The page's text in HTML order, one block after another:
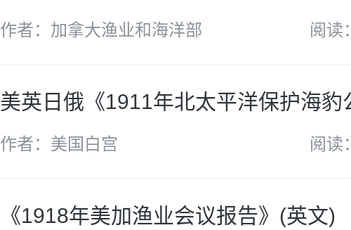
作者：加拿大渔业和海洋部 阅读
美英日俄《1911年北太平洋保护海豹
作者：美国白宫 阅读
《1918年美加渔业会议报告》(英文)